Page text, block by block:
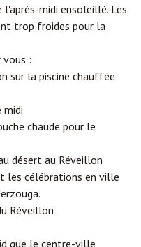
midi ensoleillé. Les
trop froides pour la
:
sur la piscine chauffée
midi
chaude pour le
désert au Réveillon
les célébrations en ville
.
Réveillon
que le centre-ville